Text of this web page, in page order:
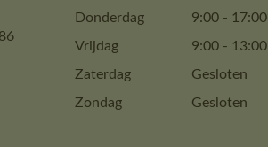
Donderdag
9:00 - 17:00
Vrijdag
9:00 - 13:00
Zaterdag
Gesloten
Zondag
Gesloten